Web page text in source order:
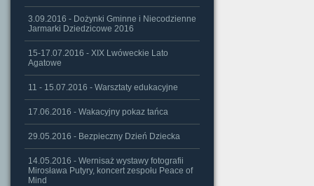
3.09.2016 - Dożynki Gminne i Niecodzienne
Jarmarki Dziedzicowe 2016
15-17.07.2016 - XIX Lwóweckie Lato
Agatowe
11 - 15.07.2016 - Warsztaty edukacyjne
17.06.2016 - Wakacyjny pokaz tańca
29.05.2016 - Bezpieczny Dzień Dziecka
14.05.2016 - Wernisaż wystawy fotografii
Mirosława Putyry, koncert zespołu Peace of
Mind